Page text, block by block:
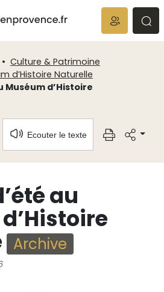
Culture & Patrimoine
d’Histoire Naturelle
Muséum d’Histoire
Ecouter le texte
au
Archive
cookies